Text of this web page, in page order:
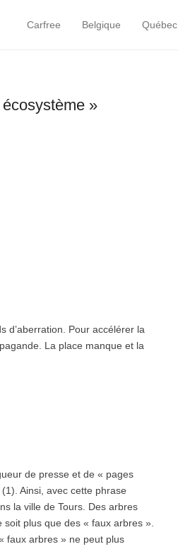
Primary Menu
Skip to content
Carfree Belgique Québec
»
d’aberration. Pour accélérer la
La place manque et la
de presse et de « pages
Ainsi, avec cette phrase
la ville de Tours. Des arbres
plus que des « faux arbres ».
faux arbres » ne peut plus